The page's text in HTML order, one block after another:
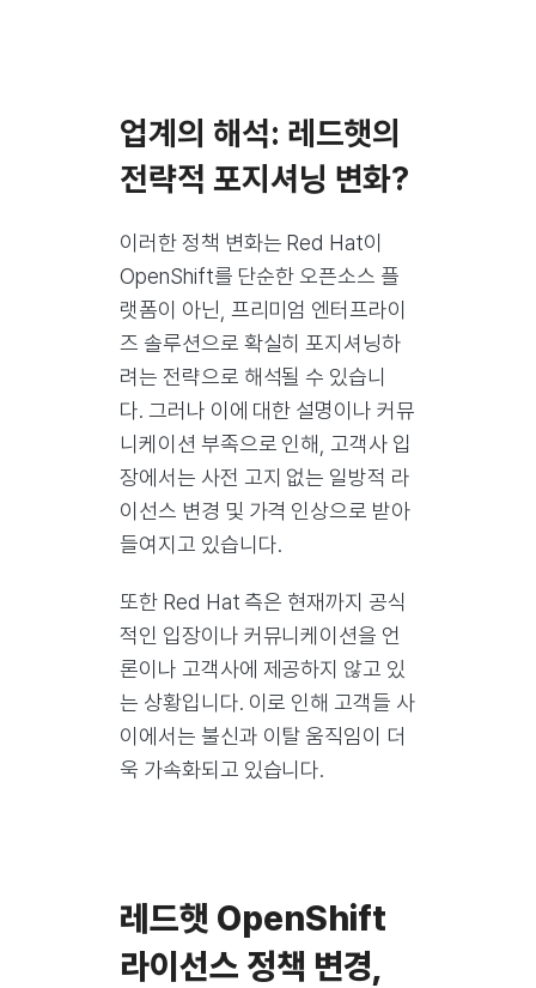
업계의 해석: 레드햇의
전략적 포지셔닝 변화?
이러한 정책 변화는 Red Hat이
OpenShift를 단순한 오픈소스 플
랫폼이 아닌, 프리미엄 엔터프라이
즈 솔루션으로 확실히 포지셔닝하
려는 전략으로 해석될 수 있습니
다. 그러나 이에 대한 설명이나 커뮤
니케이션 부족으로 인해, 고객사 입
장에서는 사전 고지 없는 일방적 라
이선스 변경 및 가격 인상으로 받아
들여지고 있습니다.
또한 Red Hat 측은 현재까지 공식
적인 입장이나 커뮤니케이션을 언
론이나 고객사에 제공하지 않고 있
는 상황입니다. 이로 인해 고객들 사
이에서는 불신과 이탈 움직임이 더
욱 가속화되고 있습니다.
레드햇 OpenShift
라이선스 정책 변경,